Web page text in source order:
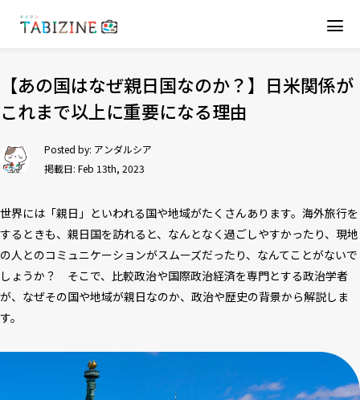
【あの国はなぜ親日国なのか？】日米関係が
これまで以上に重要になる理由
Posted by: アンダルシア
掲載日: Feb 13th, 2023
世界には「親日」といわれる国や地域がたくさんあります。海外旅行を
するときも、親日国を訪れると、なんとなく過ごしやすかったり、現地
の人とのコミュニケーションがスムーズだったり、なんてことがないで
しょうか？ そこで、比較政治や国際政治経済を専門とする政治学者
が、なぜその国や地域が親日なのか、政治や歴史の背景から解説しま
す。